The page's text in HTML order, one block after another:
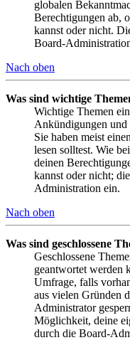
globalen
Berechtigungen ab,
kannst oder nicht.
Board-
Nach oben
Was sind wichtige
Wichtige Themen
Ankündigungen und
Sie haben meist
lesen solltest. Wie
deinen
kannst oder nicht;
Administration ein.
Nach oben
Was sind geschlossene
Geschlossene
geantwortet werden
Umfrage, falls
aus vielen Gründen
Administrator
Möglichkeit, deine
durch die Board-